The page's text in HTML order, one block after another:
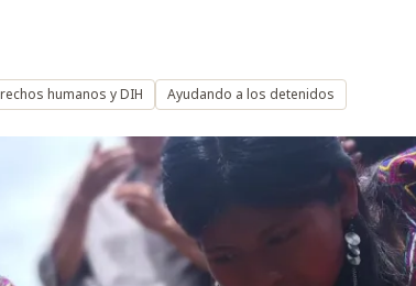
humanos y DIH Ayudando a los detenidos